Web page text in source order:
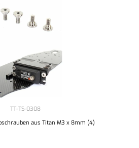
TT-TS-0308
aus Titan M3 x 8mm (4)